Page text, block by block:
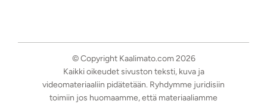
© Copyright Kaalimato.com 2026
Kaikki oikeudet sivuston teksti, kuva ja
videomateriaaliin pidätetään. Ryhdymme juridisiin
toimiin jos huomaamme, että materiaaliamme